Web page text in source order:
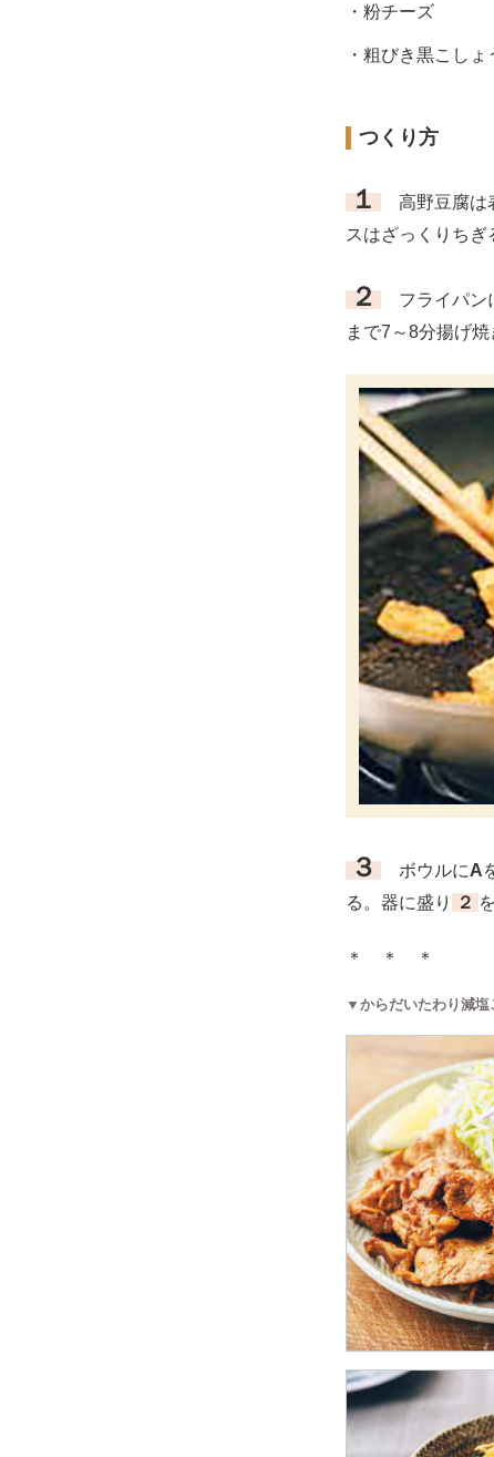
・粉チーズ
・粗びき黒こしょ
つくり方
１
高野豆腐は
スはざっくりちぎ
２ フライパン
まで7～8分揚げ焼
３ ボウルにA
る。器に盛り
２
＊ ＊ ＊
▼からだいたわり減塩